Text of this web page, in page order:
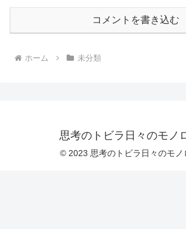
コメントを書き込む
ホーム 未分類
思考のトビラ日々のモノ
© 2023 思考のトビラ日々のモノ